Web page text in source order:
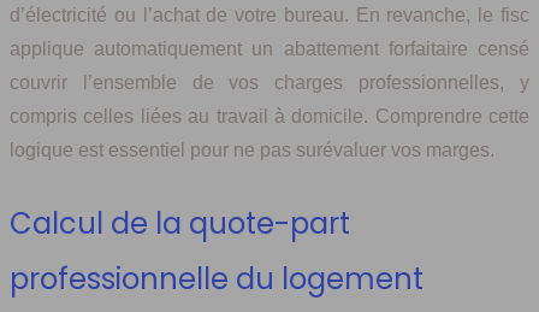
d’électricité ou l’achat de votre bureau. En revanche, le fisc
applique automatiquement un abattement forfaitaire censé
couvrir l’ensemble de vos charges professionnelles, y
compris celles liées au travail à domicile. Comprendre cette
logique est essentiel pour ne pas surévaluer vos marges.
Calcul de la quote-part
professionnelle du logement